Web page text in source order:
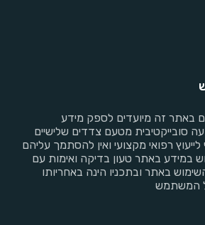
באתר זה מיועדים לספק מידע
סובייקטיבית מטעם צדדים שלישיים
רפואי מקצועי ואין להסתמך עליהם
במידע באתר טעון בדיקה ואימות עם
באתר ובתכניו הינה באחריותו
המשתמש